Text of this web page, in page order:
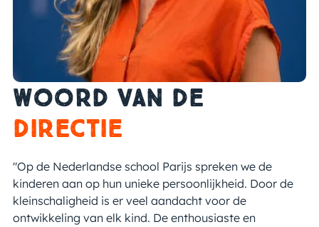
woord van de
directie
"Op de Nederlandse school Parijs spreken we de
kinderen aan op hun unieke persoonlijkheid. Door de
kleinschaligheid is er veel aandacht voor de
ontwikkeling van elk kind. De enthousiaste en